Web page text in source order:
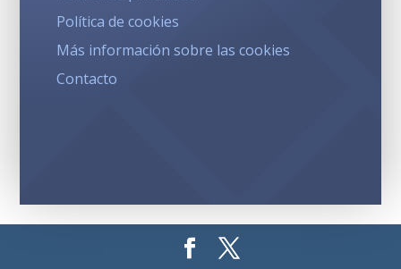
Política de cookies
Más información sobre las cookies
Contacto